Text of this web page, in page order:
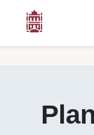
Plang vum Site -